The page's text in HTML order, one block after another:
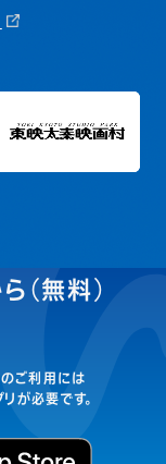
（無料）
のご利用には
が必要です。